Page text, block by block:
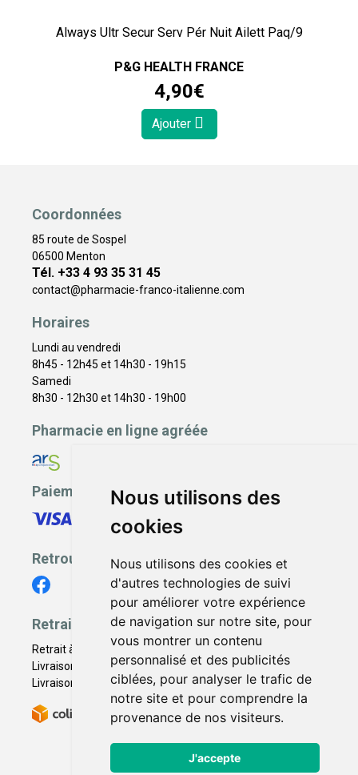
Nous utilisons des
cookies
Nous utilisons des cookies et
d'autres technologies de suivi
pour améliorer votre expérience
de navigation sur notre site, pour
vous montrer un contenu
personnalisé et des publicités
ciblées, pour analyser le trafic de
notre site et pour comprendre la
provenance de nos visiteurs.
J'accepte
Always Ultr Secur Serv Pér Nuit Ailett Paq/9
P&G HEALTH FRANCE
4,90€
Ajouter
Coordonnées
85 route de Sospel
06500 Menton
Tél. +33 4 93 35 31 45
contact@pharmacie-franco-italienne.com
Horaires
Lundi au vendredi
8h45 - 12h45 et 14h30 - 19h15
Samedi
8h30 - 12h30 et 14h30 - 19h00
Pharmacie en ligne agréée
Paiement sécurisé
Retrouvez-nous
Retrait - Livraison
Retrait à la pharmacie - Click & Collect
Livraison en Point Relais
Livraison à domicile